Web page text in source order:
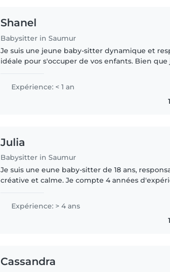
Shanel
Babysitter in Saumur
Je suis une jeune baby-sitter dynamique et
idéale pour s'occuper de vos enfants. Bien
Expérience: < 1 an
Julia
Babysitter in Saumur
Je suis une eune baby-sitter de 18 ans, responsable,
créative et calme. Je compte 4 années
d'âge scolaire...
Expérience: > 4 ans
Cassandra